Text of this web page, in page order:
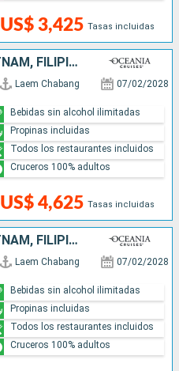
US$ 3,425 Tasas incluidas
TAILANDIA, CAMBOYA, VIETNAM, FILIPINAS, CHINA
Laem Chabang 07/02/2028
US$ 4,625 Tasas incluidas
Bebidas sin alcohol ilimitadas
Propinas incluidas
Todos los restaurantes incluidos
Cruceros 100% adultos
TAILANDIA, CAMBOYA, VIETNAM, FILIPINAS, CHINA, TAIWÁN, JAPÓN
Laem Chabang 07/02/2028
Bebidas sin alcohol ilimitadas
Propinas incluidas
Todos los restaurantes incluidos
Cruceros 100% adultos